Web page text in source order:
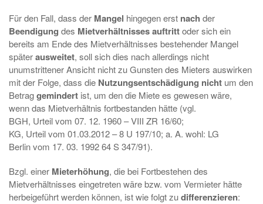
Für den Fall, dass der Mangel hingegen erst nach der
Beendigung des Mietverhältnissesauftrittoder sich ein
bereits am Ende des Mietverhältnisses bestehender Mangel
späterausweitet, soll sich dies nach allerdings nicht
unumstrittener Ansicht nicht zu Gunsten des Mieters auswirken
mit der Folge, dass die Nutzungsentschädigung nicht um den
Betraggemindert ist, um den die Miete es gewesen wäre,
wenn das Mietverhältnis fortbestanden hätte (vgl.
BGH, Urteil vom 07. 12. 1960 – VIII ZR 16/60;
KG, Urteil vom 01.03.2012 – 8 U 197/10; a. A. wohl: LG
Berlin vom 17. 03. 1992 64 S 347/91).
Bzgl. einer Mieterhöhung, die bei Fortbestehen des
Mietverhältnisses eingetreten wäre bzw. vom Vermieter hätte
herbeigeführt werden können, ist wie folgt zudifferenzieren: